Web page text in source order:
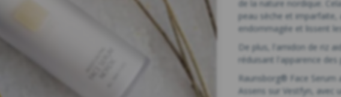
de la nature nordique.
peau sèche et
endommagée et lissent
De plus, l'amidon de riz
réduisant l'apparence
Raunsborg® Face
Assens sur Vestfyn, avec